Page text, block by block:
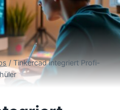
/ Tinkercad integriert Profi-